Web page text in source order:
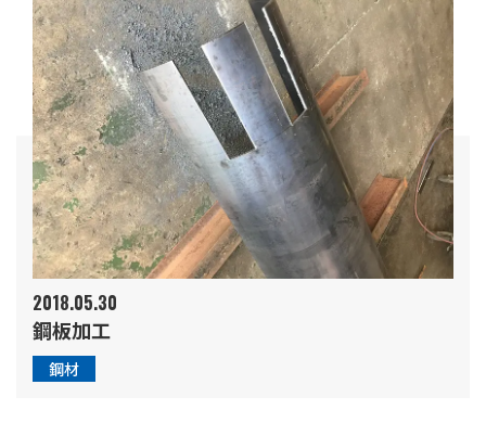
2018.05.30
鋼板加工
鋼材